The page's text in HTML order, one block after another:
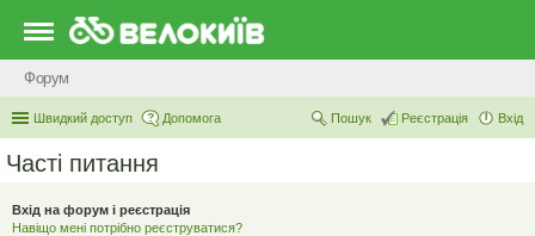
Форум
Швидкий доступ Допомога Вхід
Реєстрація
Пошук
Часті питання
Вхід на форум і реєстрація
Навіщо мені потрібно реєструватися?